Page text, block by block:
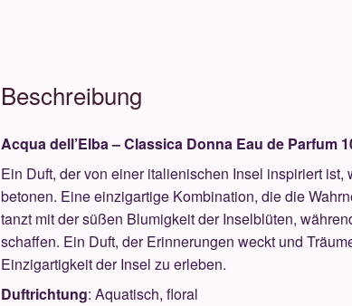
Beschreibung
Acqua dell’Elba – Classica Donna Eau de Parfum
Ein Duft, der von einer italienischen Insel inspiriert
betonen. Eine einzigartige Kombination, die die
tanzt mit der süßen Blumigkeit der Inselblüten,
schaffen. Ein Duft, der Erinnerungen weckt und
Einzigartigkeit der Insel zu erleben.
Duftrichtung: Aquatisch, floral